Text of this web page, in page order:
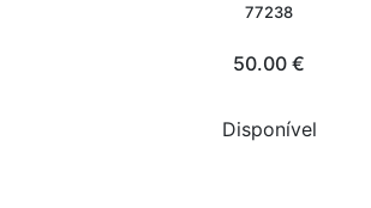
77238
50.00 €
Disponível